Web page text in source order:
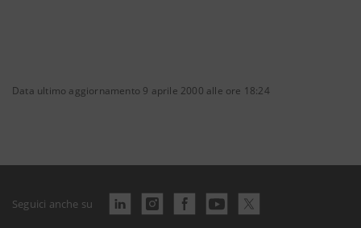
Data ultimo aggiornamento 9 aprile 2000 alle ore 18:24
Seguici anche su